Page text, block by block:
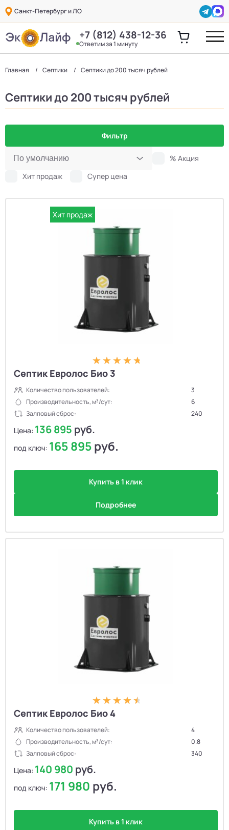
Санкт-Петербург и ЛО
+7 (812) 438-12-36
Ответим за 1 минуту
Главная Септики Септики до 200 тысяч рублей
Септики до 200 тысяч рублей
Фильтр
% Акция
Хит продаж
Супер цена
Хит продаж
Септик Евролос Био 3
Количество пользователей:
3
Производительность, м³/сут:
6
Залповый сброс:
240
Цена: 136 895 руб.
под ключ: 165 895руб.
Купить в 1 клик
Подробнее
Септик Евролос Био 4
Количество пользователей:
4
Производительность, м³/сут:
0.8
Залповый сброс:
340
Цена: 140 980 руб.
под ключ: 171 980 руб.
Купить в 1 клик